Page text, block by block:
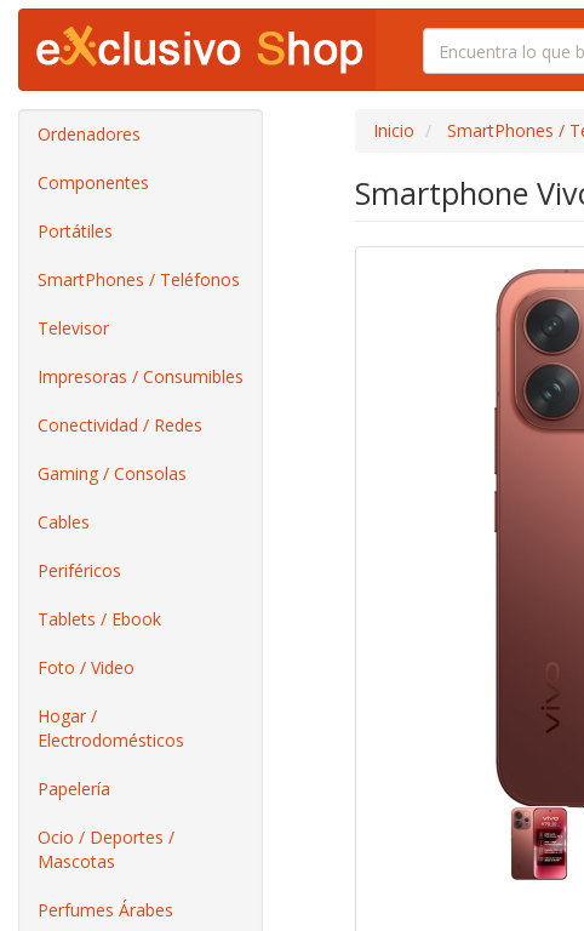
Ordenadores
Componentes
Portátiles
SmartPhones / Teléfonos
Televisor
Impresoras / Consumibles
Conectividad / Redes
Gaming / Consolas
Cables
Periféricos
Tablets / Ebook
Foto / Video
Hogar /
Electrodomésticos
Papelería
Ocio / Deportes /
Mascotas
Perfumes Árabes
Inicio SmartPhones /
Smartphone